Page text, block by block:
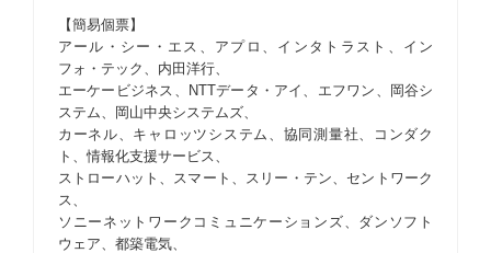
【簡易個票】
アール・シー・エス、アプロ、インタトラスト、イン
フォ・テック、内田洋行、
エーケービジネス、NTTデータ・アイ、エフワン、岡谷シ
ステム、岡山中央システムズ、
カーネル、キャロッツシステム、協同測量社、コンダク
ト、情報化支援サービス、
ストローハット、スマート、スリー・テン、セントワーク
ス、
ソニーネットワークコミュニケーションズ、ダンソフト
ウェア、都築電気、